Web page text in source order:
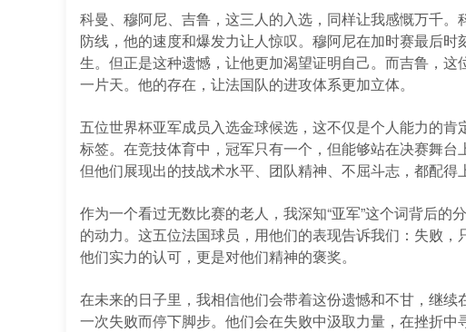
科曼、穆阿尼、吉鲁，这三人的入选，同样让我感慨万千
防线，他的速度和爆发力让人惊叹。穆阿尼在加时赛最后
生。但正是这种遗憾，让他更加渴望证明自己。而吉鲁，
一片天。他的存在，让法国队的进攻体系更加立体。
五位世界杯亚军成员入选金球候选，这不仅是个人能力的
标签。在竞技体育中，冠军只有一个，但能够站在决赛舞
但他们展现出的技战术水平、团队精神、不屈斗志，都配得
作为一个看过无数比赛的老人，我深知“亚军”这个词背后
的动力。这五位法国球员，用他们的表现告诉我们：失败
他们实力的认可，更是对他们精神的褒奖。
在未来的日子里，我相信他们会带着这份遗憾和不甘，继
一次失败而停下脚步。他们会在失败中汲取力量，在挫折中